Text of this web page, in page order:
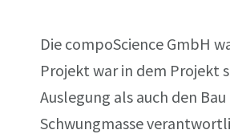
Die compoScience GmbH
Projekt war in dem Projekt
Auslegung als auch den
Schwungmasse